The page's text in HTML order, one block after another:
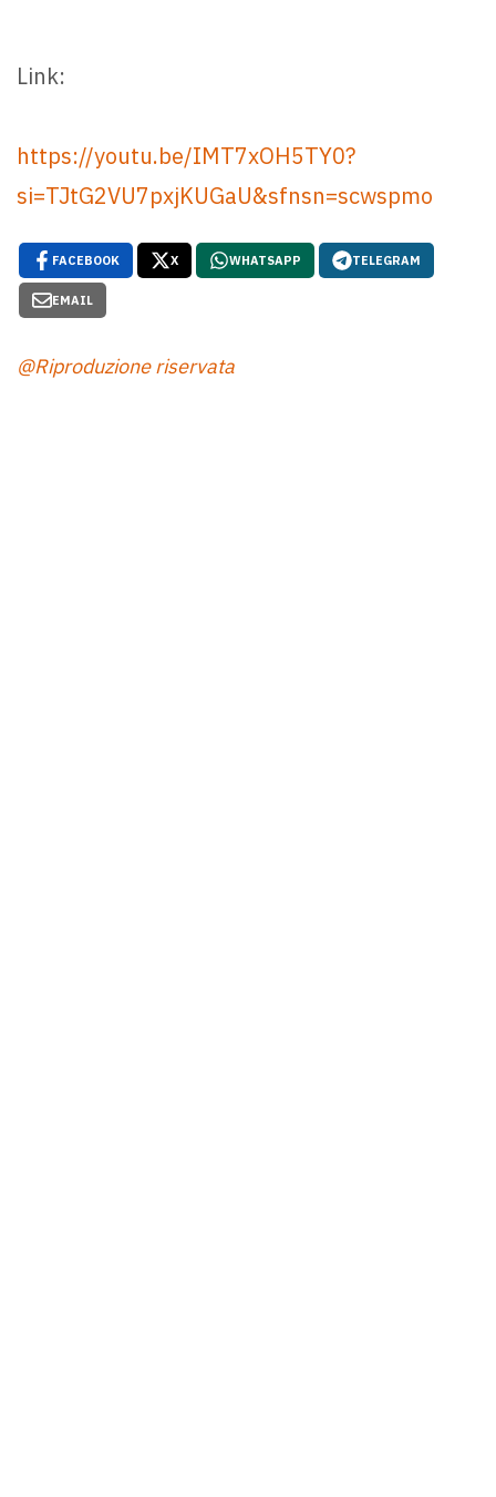
Link:
https://youtu.be/IMT7xOH5TY0?
si=TJtG2VU7pxjKUGaU&sfnsn=scwspmo
FACEBOOK X WHATSAPP TELEGRAM
EMAIL
@Riproduzione riservata